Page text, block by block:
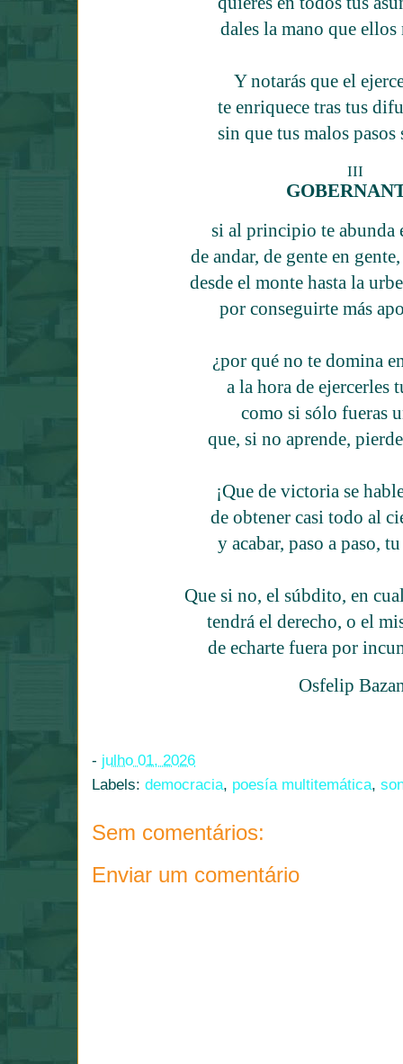
dales la mano que
Y notarás que el
te enriquece tras tus
sin que tus malos
III
si al principio te abunda
de andar, de gente en
desde el monte hasta la
por conseguirte más
¿por qué no te domina
a la hora de ejercerles
como si sólo fueras
que, si no aprende,
¡Que de victoria se
de obtener casi todo al
y acabar, paso a paso,
Que si no, el súbdito, en
tendrá el derecho, o el
de echarte fuera por
Osfelip
- julho 01, 2026
Labels: democracia, poesía multitemática,
Sem comentários:
Enviar um comentário